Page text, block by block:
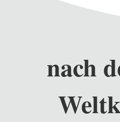
nach